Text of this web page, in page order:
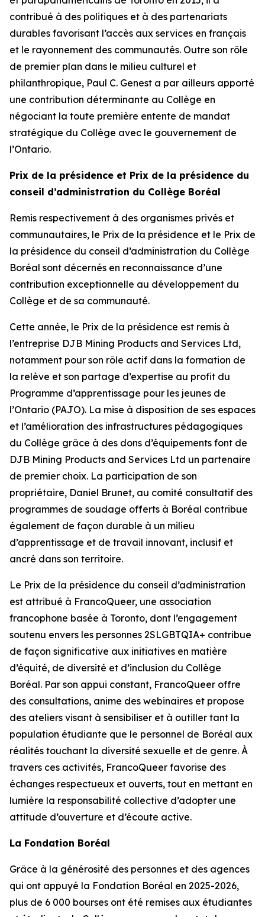
contribué à des politiques et à des partenariats
durables favorisant l’accès aux services en français
et le rayonnement des communautés. Outre son rôle
de premier plan dans le milieu culturel et
philanthropique, Paul C. Genest a par ailleurs apporté
une contribution déterminante au Collège en
négociant la toute première entente de mandat
stratégique du Collège avec le gouvernement de
l’Ontario.
Prix de la présidence et Prix de la présidence du
conseil d’administration du Collège Boréal
Remis respectivement à des organismes privés et
communautaires, le Prix de la présidence et le Prix de
la présidence du conseil d’administration du Collège
Boréal sont décernés en reconnaissance d’une
contribution exceptionnelle au développement du
Collège et de sa communauté.
Cette année, le Prix de la présidence est remis à
l’entreprise DJB Mining Products and Services Ltd,
notamment pour son rôle actif dans la formation de
la relève et son partage d’expertise au profit du
Programme d’apprentissage pour les jeunes de
l’Ontario (PAJO). La mise à disposition de ses espaces
et l’amélioration des infrastructures pédagogiques
du Collège grâce à des dons d’équipements font de
DJB Mining Products and Services Ltd un partenaire
de premier choix. La participation de son
propriétaire, Daniel Brunet, au comité consultatif des
programmes de soudage offerts à Boréal contribue
également de façon durable à un milieu
d’apprentissage et de travail innovant, inclusif et
ancré dans son territoire.
Le Prix de la présidence du conseil d’administration
est attribué à FrancoQueer, une association
francophone basée à Toronto, dont l’engagement
soutenu envers les personnes 2SLGBTQIA+ contribue
de façon significative aux initiatives en matière
d’équité, de diversité et d’inclusion du Collège
Boréal. Par son appui constant, FrancoQueer offre
des consultations, anime des webinaires et propose
des ateliers visant à sensibiliser et à outiller tant la
population étudiante que le personnel de Boréal aux
réalités touchant la diversité sexuelle et de genre. À
travers ces activités, FrancoQueer favorise des
échanges respectueux et ouverts, tout en mettant en
lumière la responsabilité collective d’adopter une
attitude d’ouverture et d’écoute active.
La Fondation Boréal
Grâce à la générosité des personnes et des agences
qui ont appuyé la Fondation Boréal en 2025-2026,
plus de 6 000 bourses ont été remises aux étudiantes